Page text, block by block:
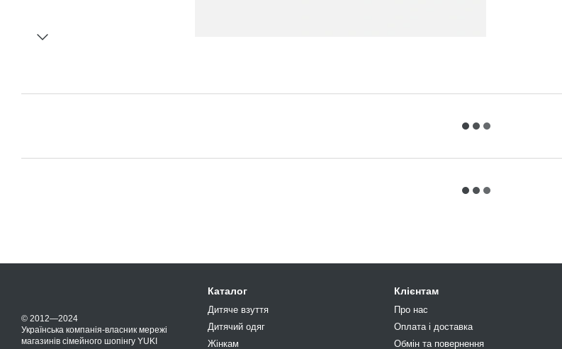
© 2012—2024
Українська компанія-власник мережі
магазинів сімейного шопінгу YUKI
Каталог
Дитяче взуття
Дитячий одяг
Жінкам
Клієнтам
Про нас
Оплата і доставка
Обмін та повернення